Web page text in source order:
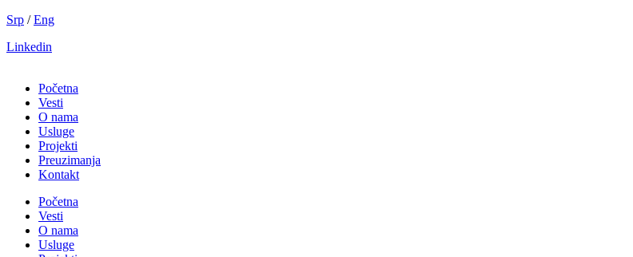
Скочите
садржај
Srp /Eng
Linkedin
Početna
Vesti
O nama
Usluge
Projekti
Preuzimanja
Kontakt
Početna
Vesti
O nama
Usluge